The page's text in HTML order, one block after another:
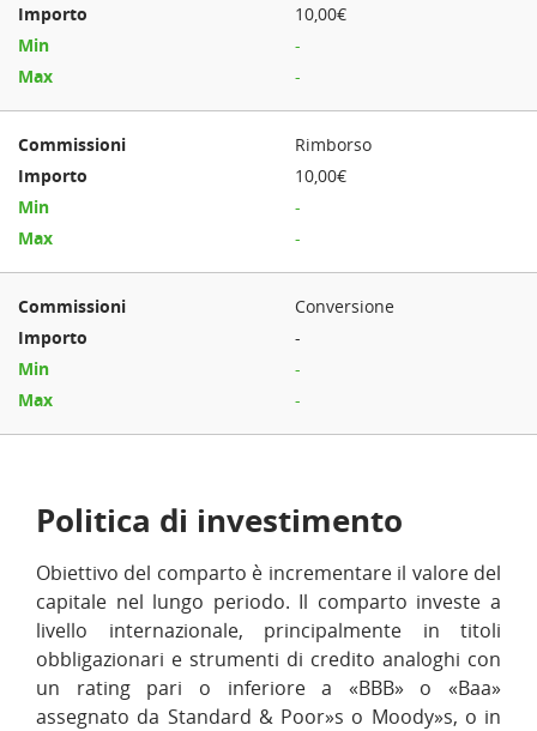
10,00€
-
-
Rimborso
10,00€
-
-
Conversione
-
-
-
Politica di investimento
Obiettivo del comparto è incrementare il valore del
capitale nel lungo periodo. Il comparto investe a
livello internazionale, principalmente in titoli
obbligazionari e strumenti di credito analoghi con
un rating pari o inferiore a «BBB» o «Baa»
assegnato da Standard & Poor»s o Moody»s, o in